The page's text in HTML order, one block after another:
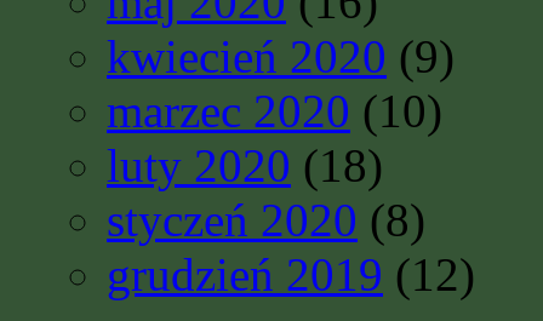
kwiecień 2020 (9)
marzec 2020 (10)
luty 2020 (18)
styczeń 2020 (8)
grudzień 2019 (12)